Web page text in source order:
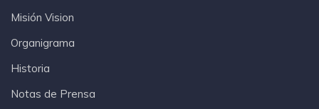
Misión Vision
Organigrama
Historia
Notas de Prensa